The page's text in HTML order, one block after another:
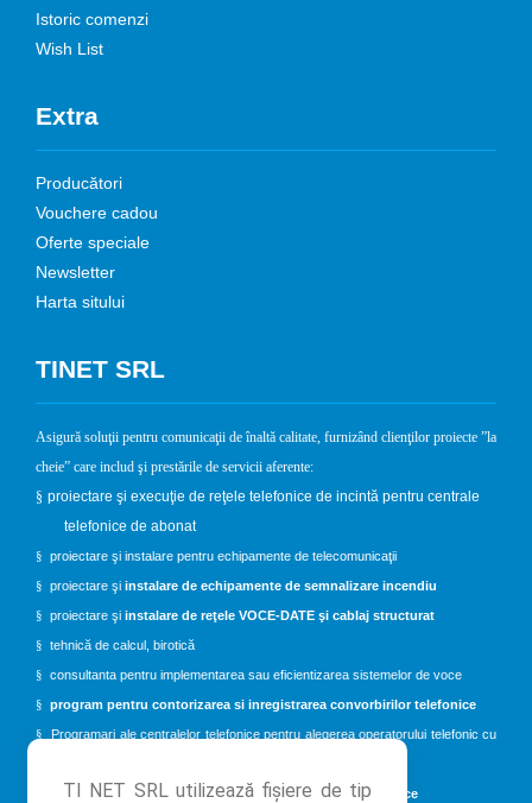
Istoric comenzi
Wish List
Extra
Producători
Vouchere cadou
Oferte speciale
Newsletter
Harta sitului
TINET SRL
Asigură soluţii pentru comunicaţii de înaltă calitate, furnizând clienţilor proiecte ”la
cheie” care includ şi prestările de servicii aferente:
§ proiectare şi execuţie de reţele telefonice de incintă pentru centrale
telefonice de abonat
§ proiectare şi instalare pentru echipamente de telecomunicaţii
§ proiectare şi instalare de echipamente de semnalizare incendiu
§ proiectare şi instalare de reţele VOCE-DATE şi cablaj structurat
§ tehnică de calcul, birotică
§ consultanta pentru implementarea sau eficientizarea sistemelor de voce
§ program pentru contorizarea si inregistrarea convorbirilor telefonice
§ Programari ale centralelor telefonice pentru alegerea operatorului telefonic cu
Comercializare, instalare si configurare terminale telefonice
TI NET SRL utilizează fişiere de tip